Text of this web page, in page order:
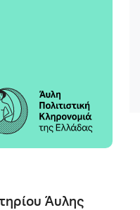
Άυλης